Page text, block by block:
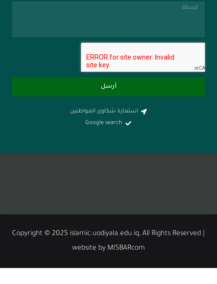
استمارة شكاوى المواطنين
Google search
Copyright © 2025 islamic.uodiyala.edu.iq, All Rights
website by MISBARcom